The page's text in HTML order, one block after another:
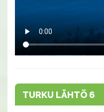
TURKU LÄHTÖ 6